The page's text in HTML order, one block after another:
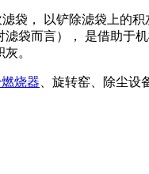
袋， 以铲除滤袋上的
袋而言）， 是借助于
。
烧器 、旋转窑、除尘设